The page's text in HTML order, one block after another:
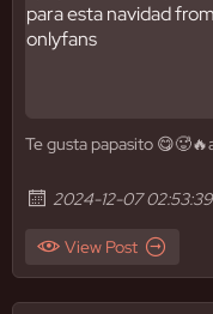
Te gusta papasito
2024-12-07
View Post